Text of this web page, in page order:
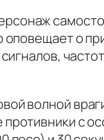
оповещает о
волной
с